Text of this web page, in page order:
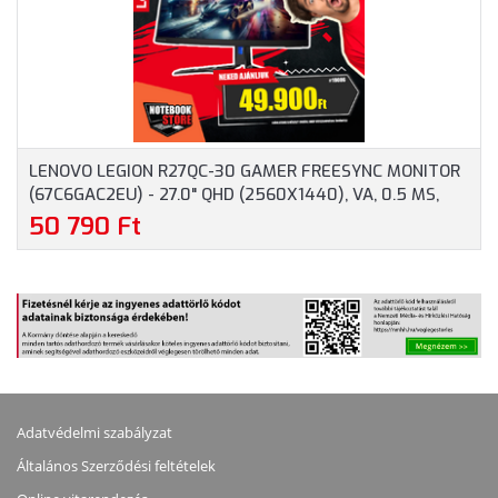
LENOVO LEGION R27QC-30 GAMER FREESYNC MONITOR
(67C6GAC2EU) - 27.0" QHD (2560X1440), VA, 0.5 MS,
16:9, 3000:1, 180HZ, 2X HDMI, DISPLAYPORT,
HANGSZÓRÓ, 3 ÉV GARANCIA, FEKETE SZÍNBEN
50 790 Ft
Adatvédelmi szabályzat
Általános Szerződési feltételek